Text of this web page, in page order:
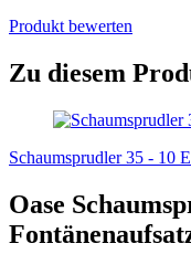
Produkt bewerten
Zu diesem
Schaumsprudler 35 - 10 E
Oase